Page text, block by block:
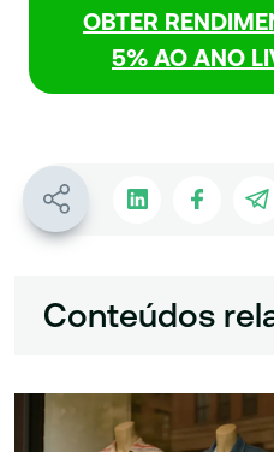
OBTER
5% AO ANO
Conteúdos